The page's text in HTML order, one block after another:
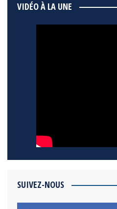
VIDÉO À LA UNE
SUIVEZ-NOUS